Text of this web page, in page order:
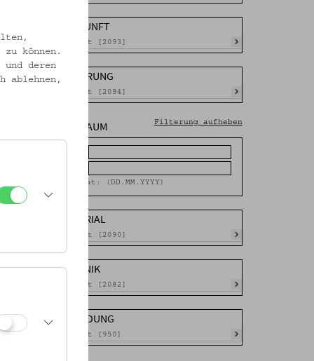
HERKUNFT
Gesamt [2093]
DATIERUNG
Gesamt [2094]
ZEITRAUM Filterung aufheben
Format: (DD.MM.YYYY)
MATERIAL
Gesamt [2090]
TECHNIK
Gesamt [2082]
ABBILDUNG
Gesamt [950]
können.
deren
ablehnen,